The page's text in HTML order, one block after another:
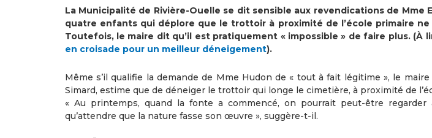
La Municipalité de Rivière-Ouelle se dit sensible aux revendications de Mme
quatre enfants qui déplore que le trottoir à proximité de l’école primaire ne
Toutefois, le maire dit qu’il est pratiquement « impossible » de faire plus. (À
en croisade pour un meilleur déneigement).
Même s’il qualifie la demande de Mme Hudon de « tout à fait légitime », le
Simard, estime que de déneiger le trottoir qui longe le cimetière, à proximité de
« Au printemps, quand la fonte a commencé, on pourrait peut-être
qu’attendre que la nature fasse son œuvre », suggère-t-il.